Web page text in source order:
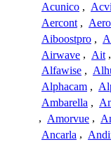
Acunico ,
Aercont ,
Aiboostpro ,
Airwave , Ait ,
Alfawise ,
Alphacam ,
Ambarella ,
, Amorvue ,
Ancarla ,